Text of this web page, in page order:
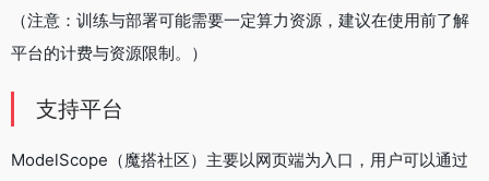
（注意：训练与部署可能需要一定算力资源，建议在使用前了解
平台的计费与资源限制。）
支持平台
ModelScope（魔搭社区）主要以网页端为入口，用户可以通过